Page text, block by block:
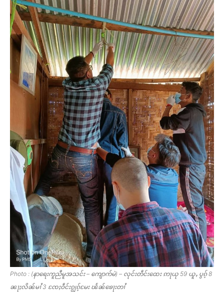
Photo : (နာရေးကူညီမူအသင်း – ကျောက်မဲ) – လုင်းတဵင်းထေး ဢႃယု 59 ယူႇ ပွၵ့် 8
ၼႃႈလိၼ်မၢႆ 3 ၸႄႈဝဵင်းၵျွၵ့်မႄး ၽႅၼ်ၶေႃးတၢႆ